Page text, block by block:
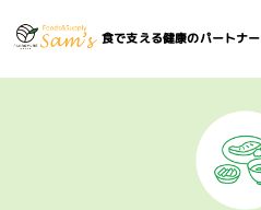
食で支える健康のパートナー